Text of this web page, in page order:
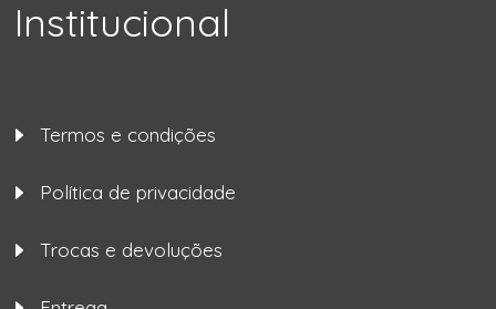
Institucional
Termos e condições
Política de privacidade
Trocas e devoluções